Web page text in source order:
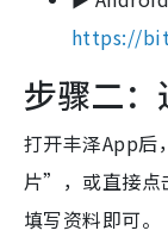
https://
步骤二
打开丰泽App后
片”，或直接点
填写资料即可。